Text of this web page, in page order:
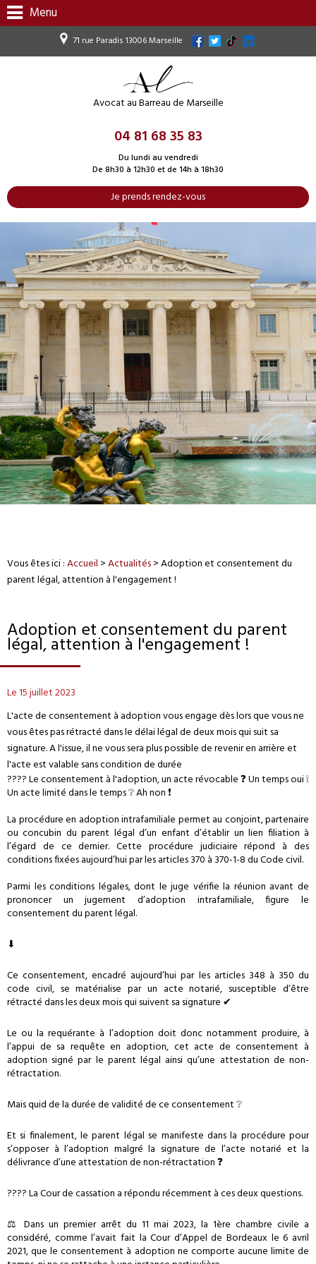
Menu
71 rue Paradis 13006 Marseille
Avocat au Barreau de Marseille
04 81 68 35 83
Du lundi au vendredi
De 8h30 à 12h30 et de 14h à 18h30
Je prends rendez-vous
Vous êtes ici :Accueil >Actualités> Adoption et consentement du
parent légal, attention à l'engagement !
Adoption et consentement du parent
légal, attention à l'engagement !
Le 15 juillet 2023
L'acte de consentement à adoption vous engage dès lors que vous ne
vous êtes pas rétracté dans le délai légal de deux mois qui suit sa
signature. A l'issue, il ne vous sera plus possible de revenir en arrière et
l'acte est valable sans condition de durée
???? Le consentement à l'adoption, un acte révocable ❓ Un temps oui ❕
Un acte limité dans le temps ❔ Ah non ❗
La procédure en adoption intrafamiliale permet au conjoint, partenaire
ou concubin du parent légal d’un enfant d’établir un lien filiation à
l’égard de ce dernier. Cette procédure judiciaire répond à des
conditions fixées aujourd’hui par les articles 370 à 370-1-8 du Code civil.
Parmi les conditions légales, dont le juge vérifie la réunion avant de
prononcer un jugement d’adoption intrafamiliale, figure le
consentement du parent légal.
⬇
Ce consentement, encadré aujourd’hui par les articles 348 à 350 du
code civil, se matérialise par un acte notarié, susceptible d’être
rétracté dans les deux mois qui suivent sa signature ✔
Le ou la requérante à l’adoption doit donc notamment produire, à
l’appui de sa requête en adoption, cet acte de consentement à
adoption signé par le parent légal ainsi qu’une attestation de non-
rétractation.
Mais quid de la durée de validité de ce consentement ❔
Et si finalement, le parent légal se manifeste dans la procédure pour
s’opposer à l’adoption malgré la signature de l’acte notarié et la
délivrance d’une attestation de non-rétractation ❓
???? La Cour de cassation a répondu récemment à ces deux questions.
⚖ Dans un premier arrêt du 11 mai 2023, la 1ère chambre civile a
considéré, comme l’avait fait la Cour d’Appel de Bordeaux le 6 avril
2021, que le consentement à adoption ne comporte aucune limite de